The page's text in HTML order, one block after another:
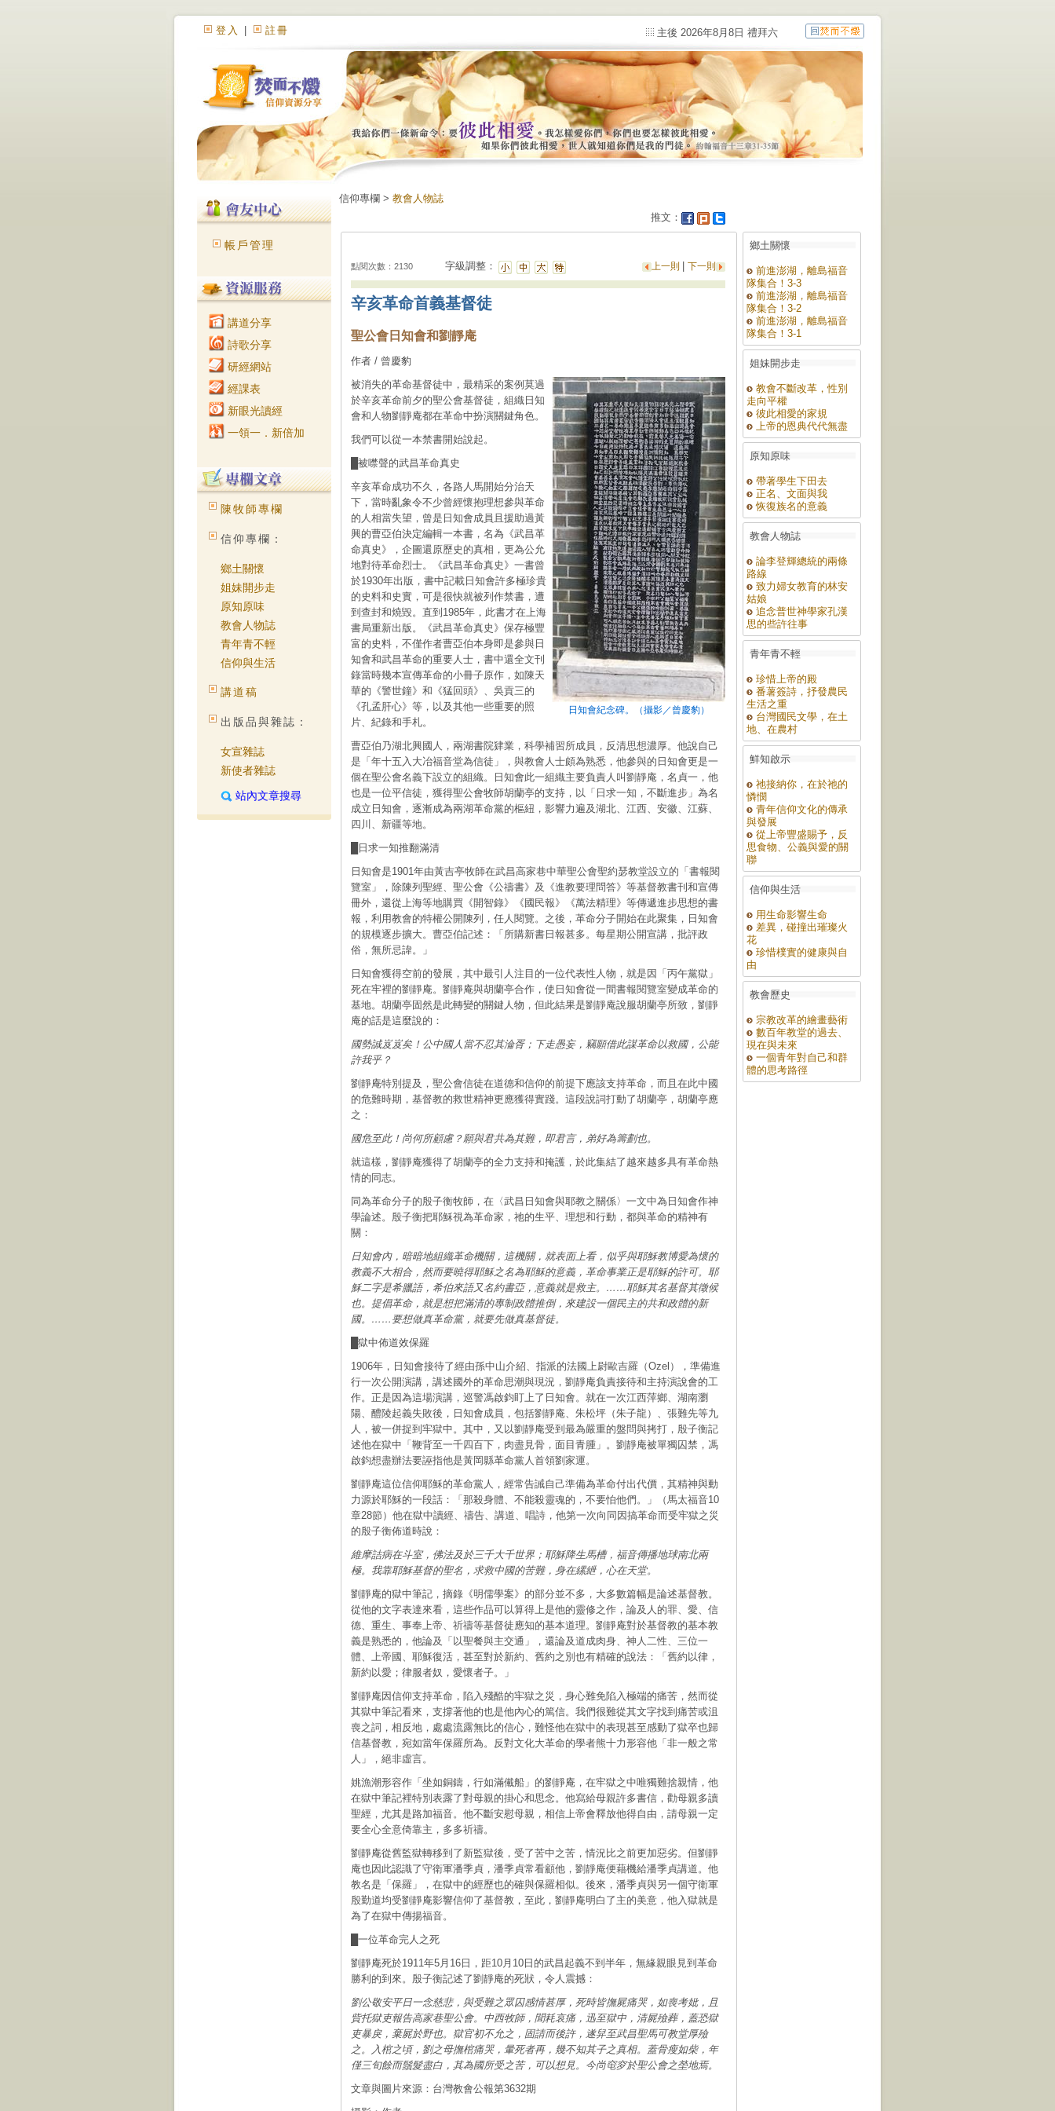
登入 註冊 主後 2026年8月8日 禮拜六
帳戶管理
講道分享
詩歌分享
研經網站
經課表
新眼光讀經
一領一．新倍加
陳牧師專欄
信仰專欄：
鄉土關懷
姐妹開步走
原知原味
教會人物誌
青年青不輕
信仰與生活
講道稿
出版品與雜誌：
女宣雜誌
新使者雜誌
站內文章搜尋
信仰專欄 > 教會人物誌
推文：
點閱次數：2130 字級調整： 上一則 下一則
辛亥革命首義基督徒
聖公會日知會和劉靜庵
作者 / 曾慶豹
日知會紀念碑。（攝影／曾慶豹）
被消失的革命基督徒中，最精采的案例莫過
於辛亥革命前夕的聖公會基督徒，組織日知
會和人物劉靜庵都在革命中扮演關鍵角色。
我們可以從一本禁書開始說起。
█被噤聲的武昌革命真史
辛亥革命成功不久，各路人馬開始分治天
下，當時亂象令不少曾經懷抱理想參與革命
的人相當失望，曾是日知會成員且援助過黃
興的曹亞伯決定編輯一本書，名為《武昌革
命真史》，企圖還原歷史的真相，更為公允
地對待革命烈士。《武昌革命真史》一書曾
於1930年出版，書中記載日知會許多極珍貴
的史料和史實，可是很快就被列作禁書，遭
到查封和燒毀。直到1985年，此書才在上海
書局重新出版。《武昌革命真史》保存極豐
富的史料，不僅作者曹亞伯本身即是參與日
知會和武昌革命的重要人士，書中還全文刊
錄當時幾本宣傳革命的小冊子原作，如陳天
華的《警世鐘》和《猛回頭》、吳貢三的
《孔孟肝心》等，以及其他一些重要的照
片、紀錄和手札。
曹亞伯乃湖北興國人，兩湖書院肄業，科學補習所成員，反清思想濃厚。他說自己
是「年十五入大冶福音堂為信徒」，與教會人士頗為熟悉，他參與的日知會更是一
個在聖公會名義下設立的組織。日知會此一組織主要負責人叫劉靜庵，名貞一，他
也是一位平信徒，獲得聖公會牧師胡蘭亭的支持，以「日求一知，不斷進步」為名
成立日知會，逐漸成為兩湖革命黨的樞紐，影響力遍及湖北、江西、安徽、江蘇、
四川、新疆等地。
█日求一知推翻滿清
日知會是1901年由黃吉亭牧師在武昌高家巷中華聖公會聖約瑟教堂設立的「書報閱
覽室」，除陳列聖經、聖公會《公禱書》及《進教要理問答》等基督教書刊和宣傳
冊外，還從上海等地購買《開智錄》《國民報》《萬法精理》等傳遞進步思想的書
報，利用教會的特權公開陳列，任人閱覽。之後，革命分子開始在此聚集，日知會
的規模逐步擴大。曹亞伯記述：「所購新書日報甚多。每星期公開宣講，批評政
俗，無所忌諱。」
日知會獲得空前的發展，其中最引人注目的一位代表性人物，就是因「丙午黨獄」
死在牢裡的劉靜庵。劉靜庵與胡蘭亭合作，使日知會從一間書報閱覽室變成革命的
基地。胡蘭亭固然是此轉變的關鍵人物，但此結果是劉靜庵說服胡蘭亭所致，劉靜
庵的話是這麼說的：
國勢誠岌岌矣！公中國人當不忍其淪胥；下走愚妄，竊願借此謀革命以救國，公能
許我乎？
劉靜庵特別提及，聖公會信徒在道德和信仰的前提下應該支持革命，而且在此中國
的危難時期，基督教的救世精神更應獲得實踐。這段說詞打動了胡蘭亭，胡蘭亭應
之：
國危至此！尚何所顧慮？願與君共為其難，即君言，弟好為籌劃也。
就這樣，劉靜庵獲得了胡蘭亭的全力支持和掩護，於此集結了越來越多具有革命熱
情的同志。
同為革命分子的殷子衡牧師，在〈武昌日知會與耶教之關係〉一文中為日知會作神
學論述。殷子衡把耶穌視為革命家，祂的生平、理想和行動，都與革命的精神有
關：
日知會內，暗暗地組織革命機關，這機關，就表面上看，似乎與耶穌教博愛為懷的
教義不大相合，然而要曉得耶穌之名為耶穌的意義，革命事業正是耶穌的許可。耶
穌二字是希臘語，希伯來語又名約書亞，意義就是救主。……耶穌其名基督其徵候
也。提倡革命，就是想把滿清的專制政體推倒，來建設一個民主的共和政體的新
國。……要想做真革命黨，就要先做真基督徒。
█獄中佈道效保羅
1906年，日知會接待了經由孫中山介紹、指派的法國上尉歐吉羅（Ozel），準備進
行一次公開演講，講述國外的革命思潮與現況，劉靜庵負責接待和主持演說會的工
作。正是因為這場演講，巡警馮啟鈞盯上了日知會。就在一次江西萍鄉、湖南瀏
陽、醴陵起義失敗後，日知會成員，包括劉靜庵、朱松坪（朱子龍）、張難先等九
人，被一併捉到牢獄中。其中，又以劉靜庵受到最為嚴重的盤問與拷打，殷子衡記
述他在獄中「鞭背至一千四百下，肉盡見骨，面目青腫」。劉靜庵被單獨囚禁，馮
啟鈞想盡辦法要誣指他是黃岡縣革命黨人首領劉家運。
劉靜庵這位信仰耶穌的革命黨人，經常告誡自己準備為革命付出代價，其精神與動
力源於耶穌的一段話：「那殺身體、不能殺靈魂的，不要怕他們。」（馬太福音10
章28節）他在獄中讀經、禱告、講道、唱詩，他第一次向同因搞革命而受牢獄之災
的殷子衡佈道時說：
維摩詰病在斗室，佛法及於三千大千世界；耶穌降生馬槽，福音傳播地球南北兩
極。我靠耶穌基督的聖名，求救中國的苦難，身在縲紲，心在天堂。
劉靜庵的獄中筆記，摘錄《明儒學案》的部分並不多，大多數篇幅是論述基督教。
從他的文字表達來看，這些作品可以算得上是他的靈修之作，論及人的罪、愛、信
德、重生、事奉上帝、祈禱等基督徒應知的基本道理。劉靜庵對於基督教的基本教
義是熟悉的，他論及「以聖餐與主交通」，還論及道成肉身、神人二性、三位一
體、上帝國、耶穌復活，甚至對於新約、舊約之別也有精確的說法：「舊約以律，
新約以愛；律服者奴，愛懷者子。」
劉靜庵因信仰支持革命，陷入殘酷的牢獄之災，身心難免陷入極端的痛苦，然而從
其獄中筆記看來，支撐著他的也是他內心的篤信。我們很難從其文字找到痛苦或沮
喪之詞，相反地，處處流露無比的信心，難怪他在獄中的表現甚至感動了獄卒也歸
信基督教，宛如當年保羅所為。反對文化大革命的學者熊十力形容他「非一般之常
人」，絕非虛言。
姚漁潮形容作「坐如銅鑄，行如滿儎船」的劉靜庵，在牢獄之中唯獨難捨親情，他
在獄中筆記裡特別表露了對母親的掛心和思念。他寫給母親許多書信，勸母親多讀
聖經，尤其是路加福音。他不斷安慰母親，相信上帝會釋放他得自由，請母親一定
要全心全意倚靠主，多多祈禱。
劉靜庵從舊監獄轉移到了新監獄後，受了苦中之苦，情況比之前更加惡劣。但劉靜
庵也因此認識了守衛軍潘季貞，潘季貞常看顧他，劉靜庵便藉機給潘季貞講道。他
教名是「保羅」，在獄中的經歷也的確與保羅相似。後來，潘季貞與另一個守衛軍
殷勤道均受劉靜庵影響信仰了基督教，至此，劉靜庵明白了主的美意，他入獄就是
為了在獄中傳揚福音。
█一位革命完人之死
劉靜庵死於1911年5月16日，距10月10日的武昌起義不到半年，無緣親眼見到革命
勝利的到來。殷子衡記述了劉靜庵的死狀，令人震撼：
劉公敬安平日一念慈悲，與受難之眾囚感情甚厚，死時皆撫屍痛哭，如喪考妣，且
貲托獄吏報告高家巷聖公會。中西牧師，聞耗哀痛，迅至獄中，清屍殮葬，蓋恐獄
吏暴戾，棄屍於野也。獄官初不允之，固請而後許，遂舁至武昌聖馬可教堂厚殮
之。入棺之頃，劉之母撫棺痛哭，暈死者再，幾不知其子之真相。蓋骨瘦如柴，年
僅三旬餘而鬚髮盡白，其為國所受之苦，可以想見。今尚窀穸於聖公會之塋地焉。
文章與圖片來源：台灣教會公報第3632期
鄉土關懷
前進澎湖，離島福音
隊集合！3-3
前進澎湖，離島福音
隊集合！3-2
前進澎湖，離島福音
隊集合！3-1
姐妹開步走
教會不斷改革，性別
走向平權
彼此相愛的家規
上帝的恩典代代無盡
原知原味
帶著學生下田去
正名、文面與我
恢復族名的意義
教會人物誌
論李登輝總統的兩條
路線
致力婦女教育的林安
姑娘
追念普世神學家孔漢
思的些許往事
青年青不輕
珍惜上帝的殿
番薯簽詩，抒發農民
生活之重
台灣國民文學，在土
地、在農村
鮮知啟示
祂接納你，在於祂的
憐憫
青年信仰文化的傳承
與發展
從上帝豐盛賜予，反
思食物、公義與愛的關
聯
信仰與生活
用生命影響生命
差異，碰撞出璀璨火
花
珍惜樸實的健康與自
由
教會歷史
宗教改革的繪畫藝術
數百年教堂的過去、
現在與未來
一個青年對自己和群
體的思考路徑